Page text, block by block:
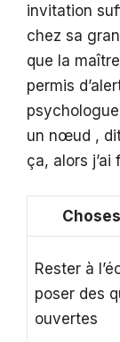
invitation
chez sa
que la
permis
un nœud , dit
ça, alors j’ai
Rester à
poser des
ouvertes